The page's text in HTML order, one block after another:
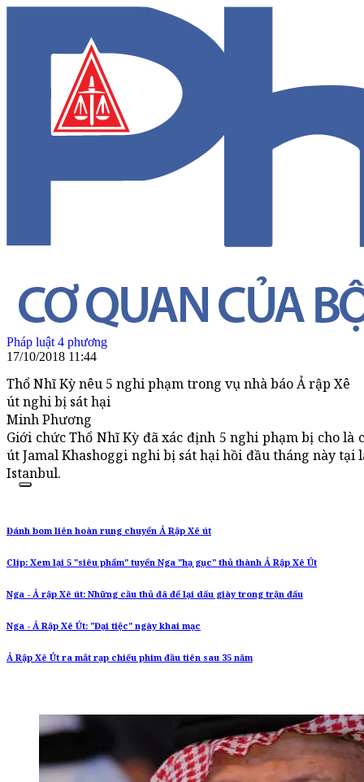
Pháp luật 4 phương
17/10/2018 11:44
Thổ Nhĩ Kỳ nêu 5 nghi phạm trong vụ nhà báo Ả rập Xê
út nghi bị sát hại
Minh Phương
Giới chức Thổ Nhĩ Kỳ đã xác định 5 nghi phạm bị cho là
út Jamal Khashoggi nghi bị sát hại hồi đầu tháng này tại
Istanbul.
Đánh bom liên hoàn rung chuyển Ả Rập Xê út
Clip: Xem lại 5 "siêu phẩm" tuyển Nga "hạ gục" thủ thành Ả Rập Xê Út
Nga - Ả rập Xê út: Những cầu thủ đã để lại dấu giày trong trận đấu
Nga - Ả Rập Xê Út: "Đại tiệc" ngày khai mạc
Ả Rập Xê Út ra mắt rạp chiếu phim đầu tiên sau 35 năm